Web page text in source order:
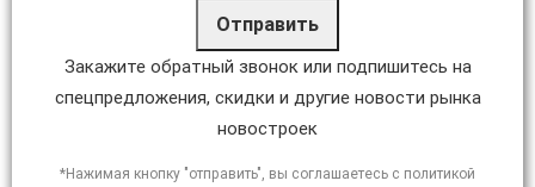
Отправить
Закажите обратный звонок или подпишитесь на
спецпредложения, скидки и другие новости рынка
новостроек
*Нажимая кнопку "отправить", вы соглашаетесь с политикой